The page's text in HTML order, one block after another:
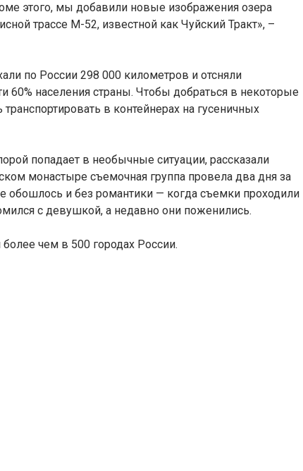
этого, мы добавили новые изображения озера
трассе М-52, известной как Чуйский Тракт», –
по России 298 000 километров и отсняли
60% населения страны. Чтобы добраться в некоторые
в контейнерах на гусеничных
попадает в необычные ситуации, рассказали
монастыре съемочная группа провела два дня за
обошлось и без романтики — когда съемки проходили
с девушкой, а недавно они поженились.
чем в 500 городах России.